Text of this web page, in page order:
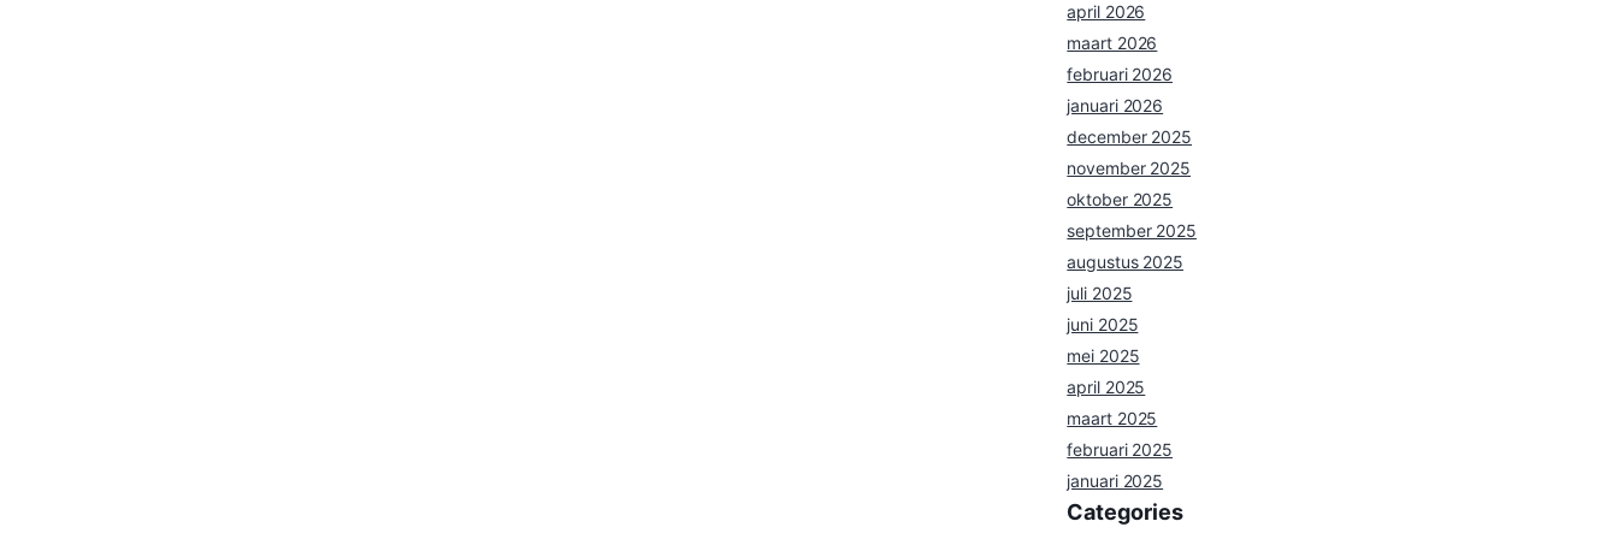
april 2026
maart 2026
februari 2026
januari 2026
december 2025
november 2025
oktober 2025
september 2025
augustus 2025
juli 2025
juni 2025
mei 2025
april 2025
maart 2025
februari 2025
januari 2025
Categories